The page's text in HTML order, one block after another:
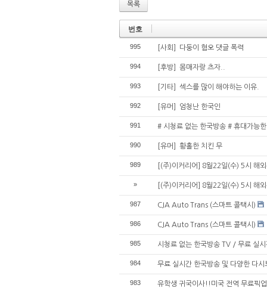
목록
번호
995 [사회] 다둥이 혐오 댓글 폭력
994 [후방] 몸매자랑 츠자..
993 [기타] 섹스를 많이 해야하는 이유.
992 [유머] 엄청난 한국인
991 # 시청료 없는 한국방송 # 휴대가능
990 [유머] 황홀한 치킨 무
989 [(주)이커리어] 8월22일(수) 5시 해
» [(주)이커리어] 8월22일(수) 5시 해
987 CJA Auto Trans (스마트 콜택시)
986 CJA Auto Trans (스마트 콜택시)
985 시청료 없는 한국방송 TV / 무료 실
984 무료 실시간 한국방송 및 다양한 다
983 유학생 귀국이사!!미국 전역 무료픽